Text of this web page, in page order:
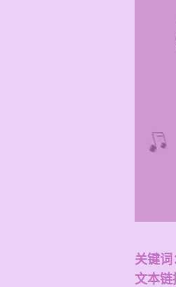
关键词
文本链